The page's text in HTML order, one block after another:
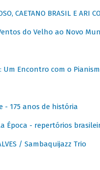
CAETANO BRASIL E ARI
Ventos do Velho ao Novo
Um Encontro com o
- 175 anos de história
Época - repertórios
/ Sambaquijazz Trio